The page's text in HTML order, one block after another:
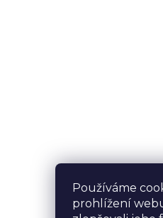
Používáme
prohlížení